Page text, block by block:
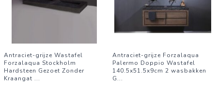
Antraciet-grijze Wastafel
Forzalaqua Stockholm
Hardsteen Gezoet Zonder
Kraangat ...
Antraciet-grijze Forzalaqua
Palermo Doppio Wastafel
140.5x51.5x9cm 2 wasbakken
G...